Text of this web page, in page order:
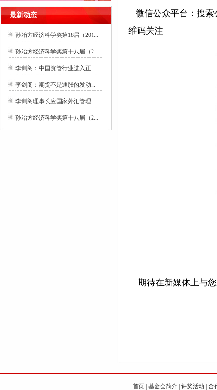
最新动态
孙冶方经济科学奖第18届（201...
孙冶方经济科学奖第十八届（2...
李剑阁：中国资管行业进入正...
李剑阁：期货不是通胀的发动...
李剑阁理事长应国家外汇管理...
孙冶方经济科学奖第十八届（2...
微信公众平台：搜索
维码关注
期待在新媒体上与
首页 基金会简介 评奖活动
合